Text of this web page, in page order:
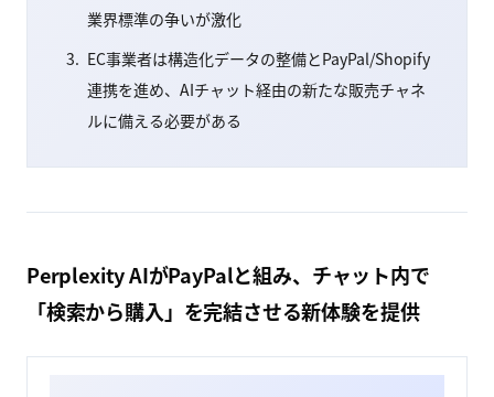
業界標準の争いが激化
EC事業者は構造化データの整備とPayPal/Shopify
連携を進め、AIチャット経由の新たな販売チャネ
ルに備える必要がある
Perplexity AIがPayPalと組み、チャット内で
「検索から購入」を完結させる新体験を提供